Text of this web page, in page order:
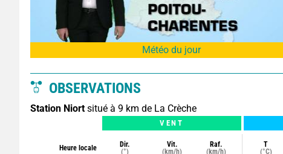
Météo du jour
OBSERVATIONS
Station Niort situé à 9 km de La Crèche
VENT
Heure locale
Dir.
(°)
Vit.
(km/h)
Raf.
(km/h)
T
(°C)